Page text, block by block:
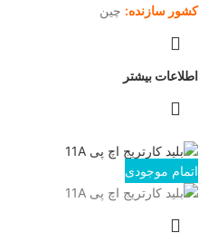
کشور سازنده: چین
اطلاعات بیشتر
اتمام موجودی